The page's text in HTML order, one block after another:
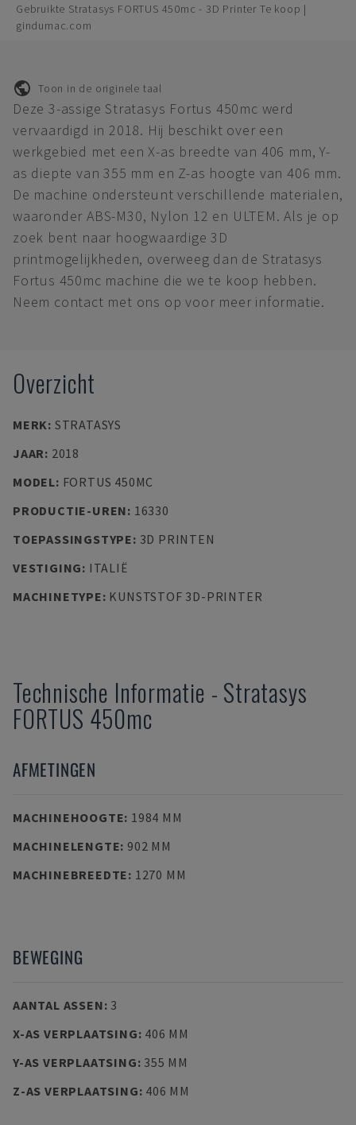
Gebruikte Stratasys FORTUS 450mc - 3D Printer Te koop |
gindumac.com
Toon in de originele taal
Deze 3-assige Stratasys Fortus 450mc werd
vervaardigd in 2018. Hij beschikt over een
werkgebied met een X-as breedte van 406 mm, Y-
as diepte van 355 mm en Z-as hoogte van 406 mm.
De machine ondersteunt verschillende materialen,
waaronder ABS-M30, Nylon 12 en ULTEM. Als je op
zoek bent naar hoogwaardige 3D
printmogelijkheden, overweeg dan de Stratasys
Fortus 450mc machine die we te koop hebben.
Neem contact met ons op voor meer informatie.
Overzicht
MERK: STRATASYS
JAAR: 2018
MODEL: FORTUS 450MC
PRODUCTIE-UREN: 16330
TOEPASSINGSTYPE: 3D PRINTEN
VESTIGING: ITALIË
MACHINETYPE: KUNSTSTOF 3D-PRINTER
Technische Informatie - Stratasys
FORTUS 450mc
AFMETINGEN
MACHINEHOOGTE: 1984 MM
MACHINELENGTE: 902 MM
MACHINEBREEDTE: 1270 MM
BEWEGING
AANTAL ASSEN: 3
X-AS VERPLAATSING: 406 MM
Y-AS VERPLAATSING: 355 MM
Z-AS VERPLAATSING: 406 MM